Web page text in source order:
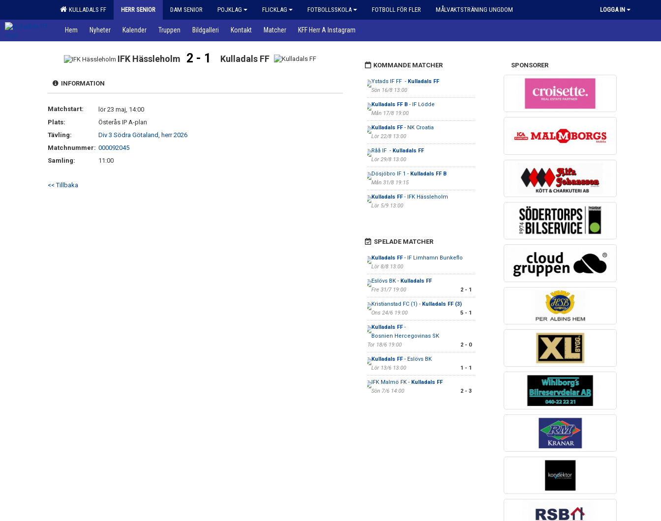
KULLADALS FF HERR SENIOR DAM SENIOR POJKLAG FLICKLAG FOTBOLLSSKOLA FOTBOLL FÖR FLER MÅLVAKTSTRÄNING UNGDOM LOGGA IN
Hem Nyheter Kalender Truppen Bildgalleri Kontakt Matcher KFF Herr A Instagram
IFK Hässleholm 2 - 1 Kulladals FF
INFORMATION
Matchstart:
lör 23 maj, 14:00
Plats:
Österås IP A-plan
Tävling:
Div 3 Södra Götaland, herr 2026
Matchnummer: 000092045
Samling:
11:00
<< Tillbaka
KOMMANDE MATCHER
Ystads IF FF - Kulladals FF
Sön 16/8 13:00
Kulladals FF B- IF Lödde
Mån 17/8 19:00
Kulladals FF- NK Croatia
Lör 22/8 13:00
Råå IF - Kulladals FF
Lör 29/8 13:00
Dösjöbro IF 1 - Kulladals FF B
Mån 31/8 19:15
Kulladals FF- IFK Hässleholm
Lör 5/9 13:00
SPELADE MATCHER
Kulladals FF- IF Limhamn Bunkeflo
Lör 8/8 13:00
Eslövs BK - Kulladals FF
Fre 31/7 19:00
2 - 1
Kristianstad FC (1) - Kulladals FF (3)
Ons 24/6 19:00
5 - 1
Kulladals FF-
Bosnien Hercegovinas SK
Tor 18/6 19:00
2 - 0
Kulladals FF- Eslövs BK
Lör 13/6 13:00
1 - 1
IFK Malmö FK - Kulladals FF
Sön 7/6 14:00
2 - 3
SPONSORER